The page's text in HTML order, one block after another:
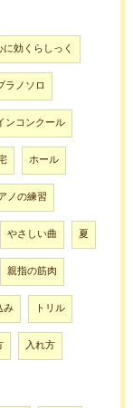
に効くらしっく
ラノソロ
ンコンクール
ホール
ノの練習
やさしい曲 夏
親指の筋肉
み トリル
入れ方